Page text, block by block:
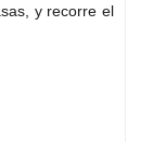
y recorre el